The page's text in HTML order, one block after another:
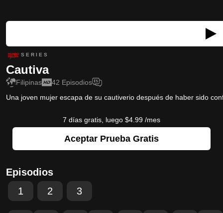
S E R I E S
Cautiva
Filipinas 42 Episodios
Una joven mujer escapa de su cautiverio después de haber sido
7 días gratis, luego $4.99 /mes
Aceptar Prueba Gratis
Episodios
1
2 3